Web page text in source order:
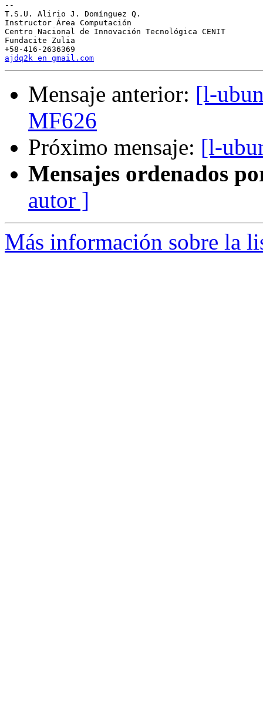
--
T.S.U. Alirio J. Domínguez Q.
Instructor Área Computación
Centro Nacional de Innovación Tecnológica CENIT
Fundacite Zulia
ajdq2k en gmail.com
Mensaje anterior: [l-
MF626
Próximo mensaje: [l-
Mensajes ordenados
autor ]
Más información sobre la